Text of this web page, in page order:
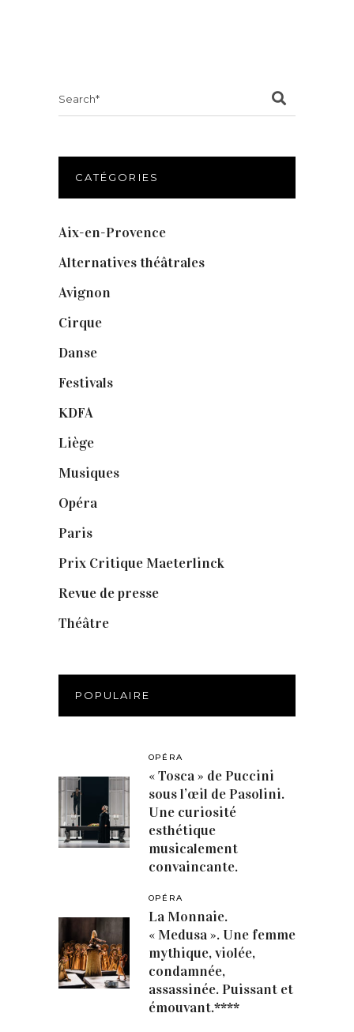
CATÉGORIES
Aix-en-Provence
Alternatives théâtrales
Avignon
Cirque
Danse
Festivals
KDFA
Liège
Musiques
Opéra
Paris
Prix Critique Maeterlinck
Revue de presse
Théâtre
POPULAIRE
OPÉRA
« Tosca » de Puccini
sous l’œil de Pasolini.
Une curiosité
esthétique
musicalement
convaincante.
OPÉRA
La Monnaie.
« Medusa ». Une femme
mythique, violée,
condamnée,
assassinée. Puissant et
émouvant.****